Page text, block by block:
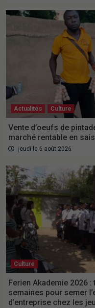
Actualités Culture
Vente d’oeufs de
marché rentable en
jeudi le 6 août 2026
Culture
Ferien Akademie 2026 :
semaines pour semer
d’entreprise chez les